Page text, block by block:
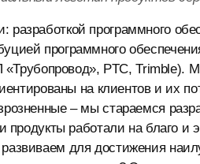
программного
программного
PTC, Trimble).
на клиентов и их
– мы стараемся
продукты работали на благо
для достижения